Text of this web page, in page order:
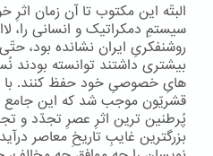
البتّه این مکتوب تا آن زمان
سیستمِ دمکراتیک و انسانی را،
روشنفکریِ ایران نشانده بود،
بیشتری داشتند توانسته بودند
هایِ خصوصیِ خود حفظ کنند. با
قشریّون موجب شد که این جامع
پُرطنین ترین اثرِ عصرِ تجدّد و
بزرگترین غایبِ تاریخِ معاصر